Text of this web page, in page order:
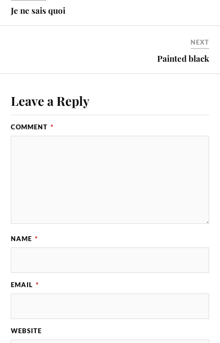
Je ne sais quoi
NEXT
Painted black
Leave a Reply
COMMENT *
NAME *
EMAIL *
WEBSITE